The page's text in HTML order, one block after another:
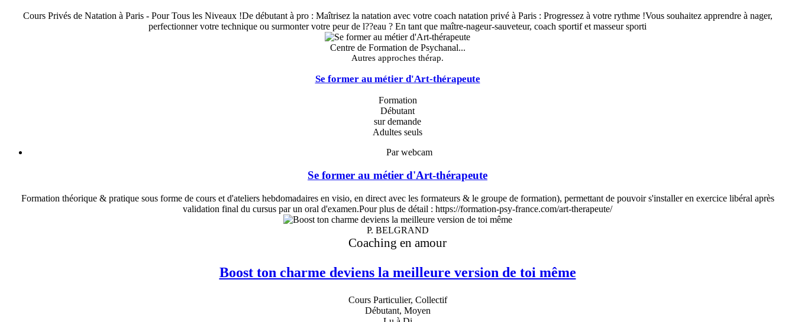
Cours Privés de Natation à Paris - Pour Tous les Niveaux !De débutant à pro : Maîtrisez la natation avec votre coach natation privé à Paris : Progressez à votre rythme !Vous souhaitez apprendre à nager,
perfectionner votre technique ou surmonter votre peur de l??eau ? En tant que maître-nageur-sauveteur, coach sportif et masseur sporti
Centre de Formation de Psychanal...
Autres approches thérap.
Se former au métier d'Art-thérapeute
Formation
Débutant
sur demande
Adultes seuls
Par webcam
Se former au métier d'Art-thérapeute
Formation théorique & pratique sous forme de cours et d'ateliers hebdomadaires en visio, en direct avec les formateurs & le groupe de formation), permettant de pouvoir s'installer en exercice libéral après
validation final du cursus par un oral d'examen.Pour plus de détail : https://formation-psy-france.com/art-therapeute/
P. BELGRAND
Coaching en amour
Boost ton charme deviens la meilleure version de toi même
Cours Particulier, Collectif
Débutant, Moyen